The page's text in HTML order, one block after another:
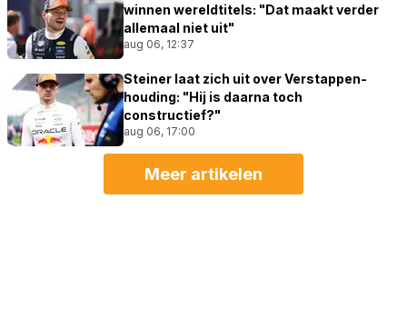
winnen wereldtitels: "Dat maakt verder
allemaal niet uit"
aug 06, 12:37
Steiner laat zich uit over Verstappen-
houding: "Hij is daarna toch
constructief?"
aug 06, 17:00
Meer artikelen